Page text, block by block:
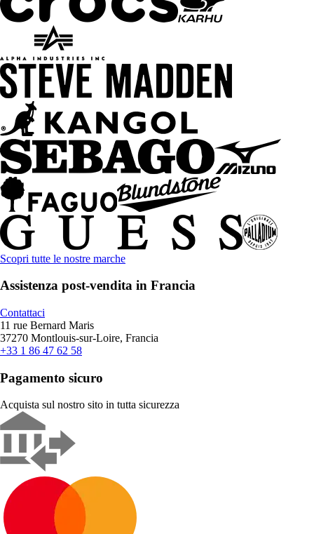
Scopri tutte le nostre marche
Assistenza post-vendita in Francia
Contattaci
11 rue Bernard Maris
37270 Montlouis-sur-Loire, Francia
+33 1 86 47 62 58
Pagamento sicuro
Acquista sul nostro sito in tutta sicurezza